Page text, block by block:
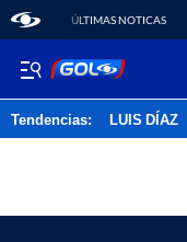
ÚLTIMAS NOTICAS
Tendencias: LUIS DÍAZ